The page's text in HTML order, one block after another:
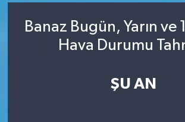
Banaz Bugün, Yarın ve
Hava Durumu
ŞU AN
Ekonomi
Süper Lig Puan Durumu ve Fikstür
Son Dakika Haberleri